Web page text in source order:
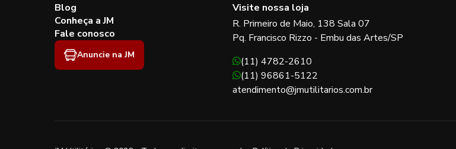
Blog
Conheça a JM
Fale conosco
Anuncie na JM
Visite nossa loja
R. Primeiro de Maio, 138 Sala 07
Pq. Francisco Rizzo - Embu das Artes/SP
(11) 4782-2610
(11) 96861-5122
atendimento@jmutilitarios.com.br